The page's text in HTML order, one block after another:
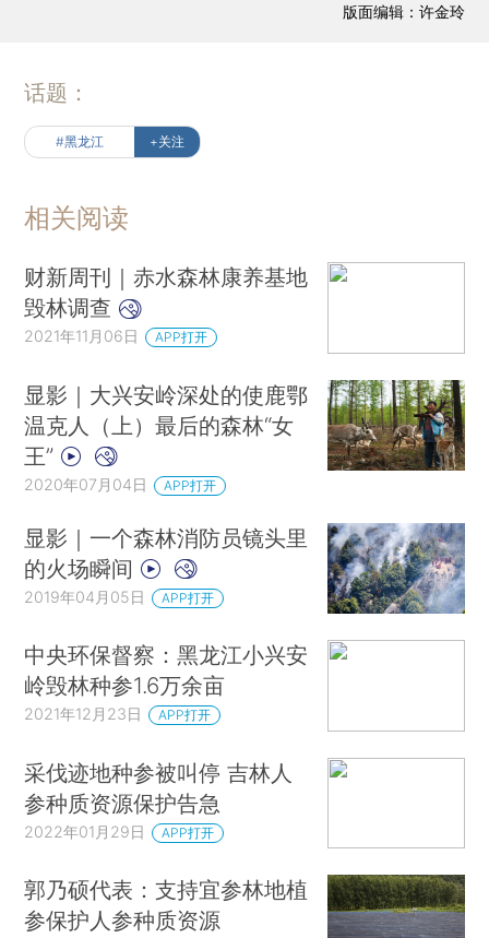
版面编辑：许金玲
话题：
#黑龙江 +关注
相关阅读
财新周刊｜赤水森林康养基地
毁林调查
2021年11月06日 APP打开
显影｜大兴安岭深处的使鹿鄂
温克人（上）最后的森林“女
王”
2020年07月04日 APP打开
显影｜一个森林消防员镜头里
的火场瞬间
2019年04月05日 APP打开
中央环保督察：黑龙江小兴安
岭毁林种参1.6万余亩
2021年12月23日 APP打开
采伐迹地种参被叫停 吉林人
参种质资源保护告急
2022年01月29日 APP打开
郭乃硕代表：支持宜参林地植
参保护人参种质资源